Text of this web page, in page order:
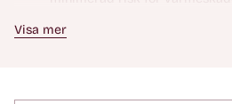
Infraröd värmeteknik
bevarar fuktigheten i hårstrået.
Visa mer